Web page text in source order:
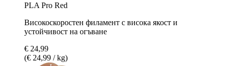
PLA Pro Red
Високоскоростен филамент с висока якост и
устойчивост на огъване
€ 24,99
(€ 24,99 / kg)